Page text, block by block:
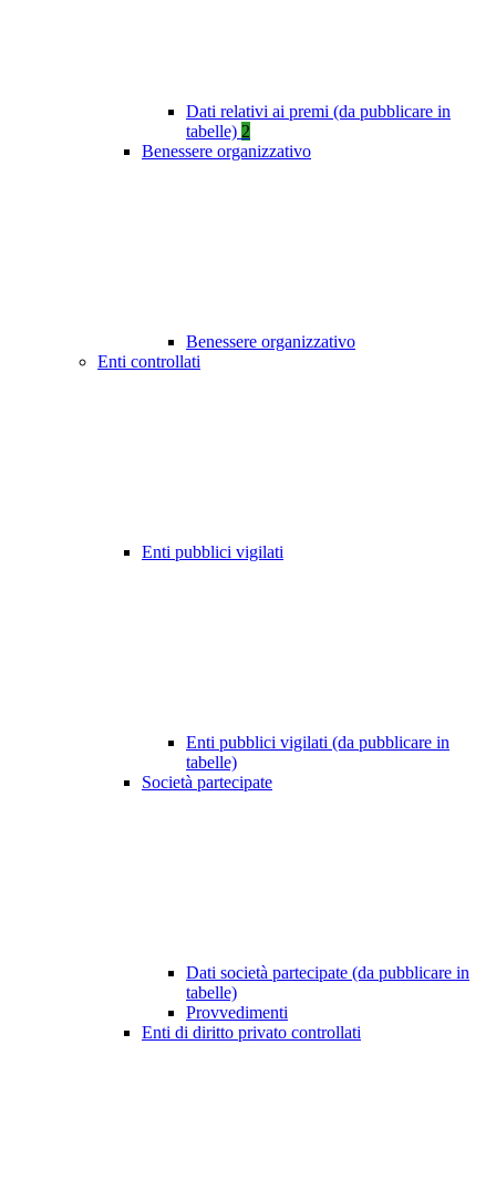
Dati relativi ai premi (da pubblicare in
tabelle) 2
Benessere organizzativo
Benessere organizzativo
Enti controllati
Enti pubblici vigilati
Enti pubblici vigilati (da pubblicare in
tabelle)
Società partecipate
Dati società partecipate (da pubblicare in
tabelle)
Provvedimenti
Enti di diritto privato controllati